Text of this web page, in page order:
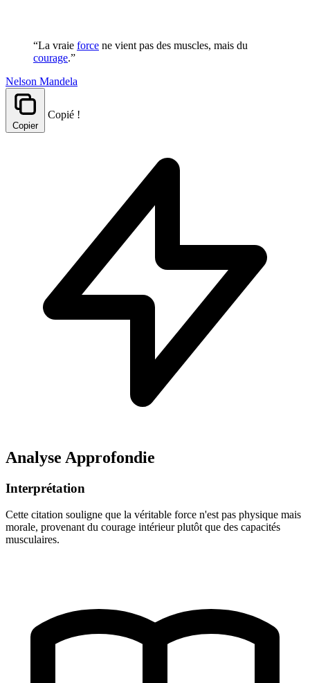
“La vraie force ne vient pas des muscles, mais du
courage.”
Nelson Mandela
Copier
Copié !
Analyse Approfondie
Interprétation
Cette citation souligne que la véritable force n'est pas physique mais
morale, provenant du courage intérieur plutôt que des capacités
musculaires.